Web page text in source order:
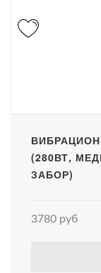
(280ВТ,
ЗАБОР)
3780 руб